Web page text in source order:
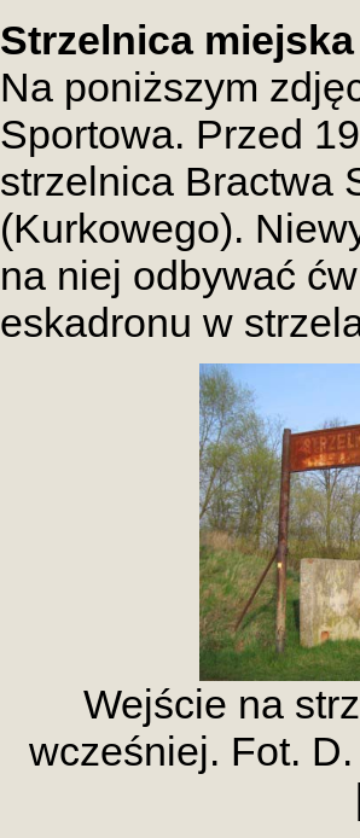
Strzelnica
Na poniższym
Sportowa. Przed
strzelnica Bractwa
(Kurkowego).
na niej odbywać
eskadronu w
Wejście na
wcześniej. Fot.